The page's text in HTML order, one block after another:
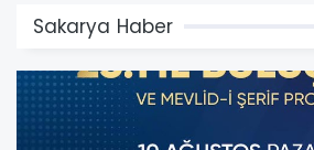
Sakarya Haber